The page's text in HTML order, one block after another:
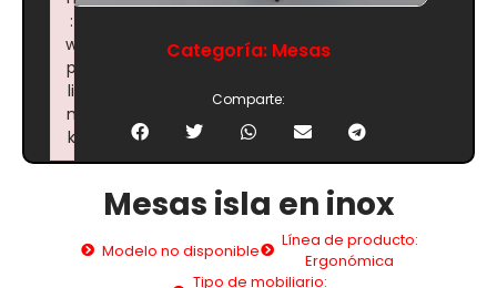
Categoría: Mesas
Comparte:
Mesas isla en inox
Modelo no disponible
Línea de producto:
Ergonómica
Tipo de mobiliario:
:
w
p
li
n
k
Failed to initialize plugin: wplink